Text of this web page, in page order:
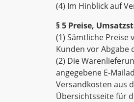
(4) Im Hinblick auf
§ 5 Preise,
(1) Sämtliche Preise
Kunden vor Abgabe
(2) Die
angegebene E-
Versandkosten aus
Übersichtsseite für